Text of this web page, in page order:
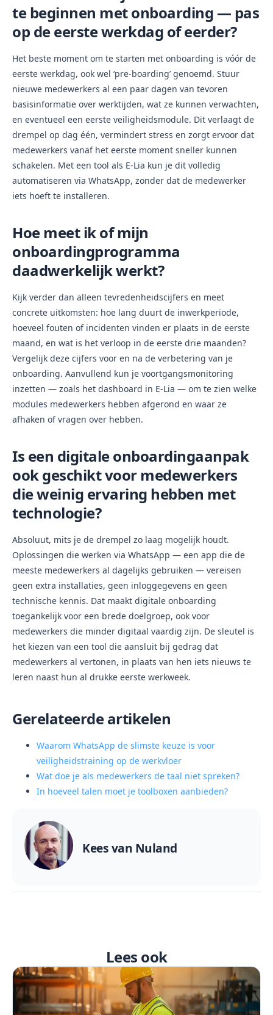
te beginnen met onboarding — pas
op de eerste werkdag of eerder?
Het beste moment om te starten met onboarding is vóór de
eerste werkdag, ook wel ‘pre-boarding’ genoemd. Stuur
nieuwe medewerkers al een paar dagen van tevoren
basisinformatie over werktijden, wat ze kunnen verwachten,
en eventueel een eerste veiligheidsmodule. Dit verlaagt de
drempel op dag één, vermindert stress en zorgt ervoor dat
medewerkers vanaf het eerste moment sneller kunnen
schakelen. Met een tool als E-Lia kun je dit volledig
automatiseren via WhatsApp, zonder dat de medewerker
iets hoeft te installeren.
Hoe meet ik of mijn
onboardingprogramma
daadwerkelijk werkt?
Kijk verder dan alleen tevredenheidscijfers en meet
concrete uitkomsten: hoe lang duurt de inwerkperiode,
hoeveel fouten of incidenten vinden er plaats in de eerste
maand, en wat is het verloop in de eerste drie maanden?
Vergelijk deze cijfers voor en na de verbetering van je
onboarding. Aanvullend kun je voortgangsmonitoring
inzetten — zoals het dashboard in E-Lia — om te zien welke
modules medewerkers hebben afgerond en waar ze
afhaken of vragen over hebben.
Is een digitale onboardingaanpak
ook geschikt voor medewerkers
die weinig ervaring hebben met
technologie?
Absoluut, mits je de drempel zo laag mogelijk houdt.
Oplossingen die werken via WhatsApp — een app die de
meeste medewerkers al dagelijks gebruiken — vereisen
geen extra installaties, geen inloggegevens en geen
technische kennis. Dat maakt digitale onboarding
toegankelijk voor een brede doelgroep, ook voor
medewerkers die minder digitaal vaardig zijn. De sleutel is
het kiezen van een tool die aansluit bij gedrag dat
medewerkers al vertonen, in plaats van hen iets nieuws te
leren naast hun al drukke eerste werkweek.
Gerelateerde artikelen
Waarom WhatsApp de slimste keuze is voor
veiligheidstraining op de werkvloer
Wat doe je als medewerkers de taal niet spreken?
In hoeveel talen moet je toolboxen aanbieden?
Kees van Nuland
Lees ook